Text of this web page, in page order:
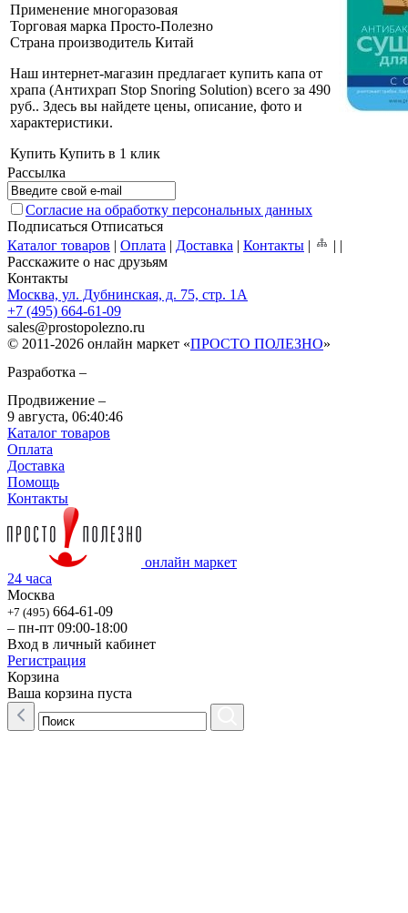
Применение многоразовая
Торговая марка Просто-Полезно
Страна производитель Китай
Наш интернет-магазин предлагает купить капа от
храпа (Антихрап Stop Snoring Solution) всего за 490
руб.. Здесь вы найдете цены, описание, фото и
характеристики.
Купить Купить в 1 клик
Рассылка
Согласие на обработку персональных данных
Подписаться Отписаться
Каталог товаров | Оплата | Доставка | Контакты | | |
Расскажите о нас друзьям
Контакты
Москва, ул. Дубнинская, д. 75, стр. 1А
+7 (495) 664-61-09
sales@prostopolezno.ru
© 2011-2026 онлайн маркет «ПРОСТО ПОЛЕЗНО»
Разработка –
Продвижение –
9 августа, 06:40:46
Каталог товаров
Оплата
Доставка
Помощь
Контакты
онлайн маркет
24 часа
Москва
+7 (495) 664-61-09
– пн-пт 09:00-18:00
Вход в личный кабинет
Регистрация
Корзина
Ваша корзина пуста